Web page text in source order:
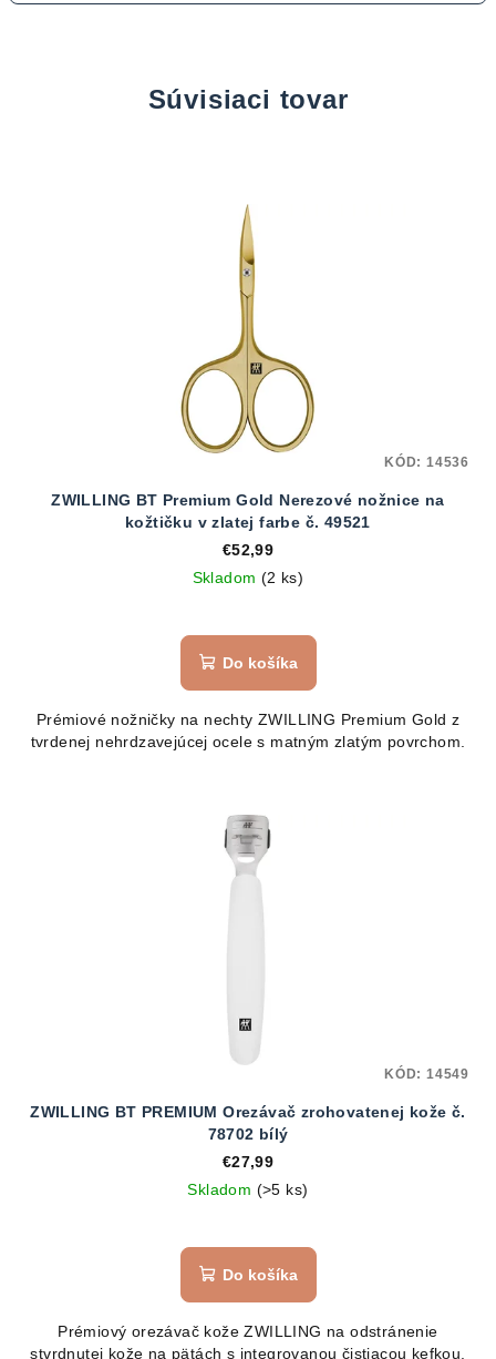
Súvisiaci tovar
ZWILLING BT Premium Gold Nerezové nožnice na
kožtičku v zlatej farbe č. 49521
€52,99
Skladom (2 ks)
Do košíka
Prémiové nožničky na nechty ZWILLING Premium Gold z
tvrdenej nehrdzavejúcej ocele s matným zlatým povrchom.
KÓD: 14536
ZWILLING BT PREMIUM Orezávač zrohovatenej kože č.
78702 bílý
€27,99
Skladom (>5 ks)
Do košíka
Prémiový orezávač kože ZWILLING na odstránenie
stvrdnutej kože na pätách s integrovanou čistiacou kefkou.
KÓD: 14549